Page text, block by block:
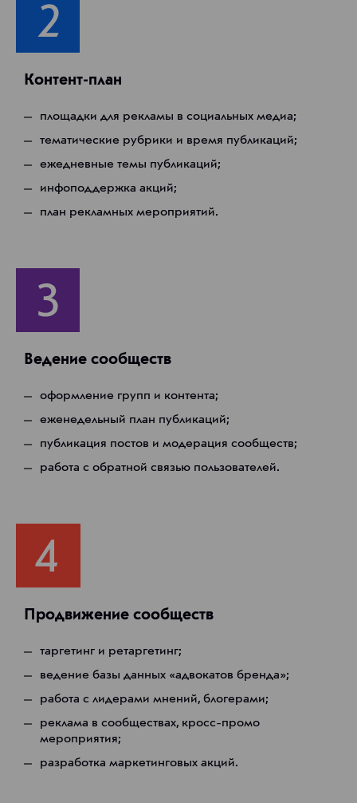
Контент-план
площадки для рекламы в социальных медиа;
тематические рубрики и время публикаций;
ежедневные темы публикаций;
инфоподдержка акций;
план рекламных мероприятий.
Ведение сообществ
оформление групп и контента;
еженедельный план публикаций;
публикация постов и модерация сообществ;
работа с обратной связью пользователей.
Продвижение сообществ
таргетинг и ретаргетинг;
ведение базы данных «адвокатов бренда»;
работа с лидерами мнений, блогерами;
реклама в сообществах, кросс-промо
мероприятия;
разработка маркетинговых акций.